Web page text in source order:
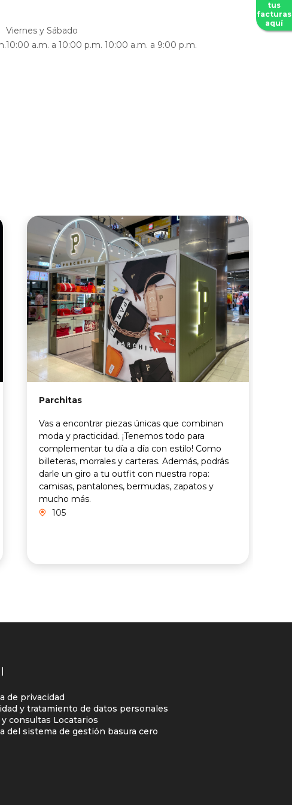
Viernes y Sábado
10:00 a.m. a 10:00 p.m. 10:00 a.m. a 9:00 p.m.
Parchitas
Vas a encontrar piezas únicas que combinan
moda y practicidad. ¡Tenemos todo para
complementar tu día a día con estilo! Como
billeteras, morrales y carteras. Además, podrás
darle un giro a tu outfit con nuestra ropa:
camisas, pantalones, bermudas, zapatos y
mucho más.
105
de privacidad
y tratamiento de datos personales
y consultas Locatarios
del sistema de gestión basura cero
tus
facturas
aquí